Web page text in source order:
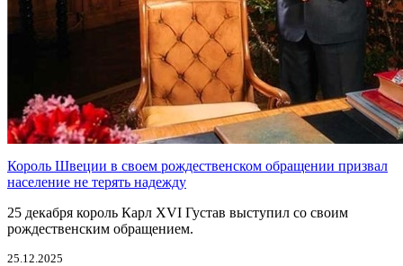
Король Швеции в своем рождественском обращении призвал
население не терять надежду
25 декабря король Карл XVI Густав выступил со своим
рождественским обращением.
25.12.2025